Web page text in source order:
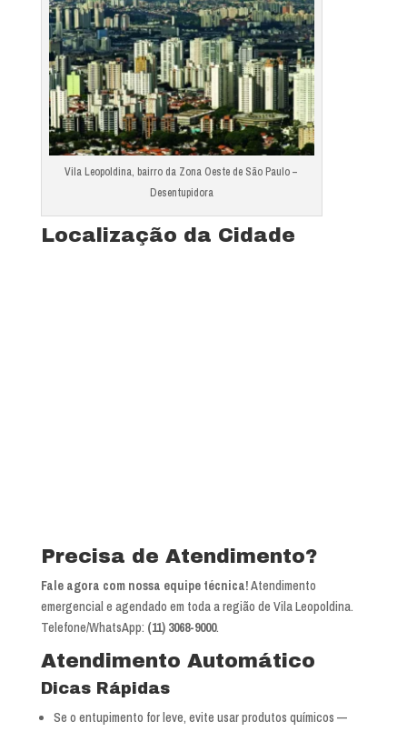
Vila Leopoldina, bairro da Zona Oeste de São Paulo –
Desentupidora
Localização da Cidade
Precisa de Atendimento?
Fale agora com nossa equipe técnica!Atendimento
emergencial e agendado em toda a região de Vila Leopoldina.
Telefone/WhatsApp: (11) 3068-9000.
Atendimento Automático
Dicas Rápidas
Se o entupimento for leve, evite usar produtos químicos —